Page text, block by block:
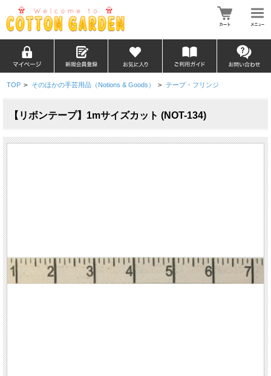
TOP > そのほかの手芸用品（Notions & Goods） > テープ・フリンジ
【リボンテープ】1mサイズカット (NOT-134)